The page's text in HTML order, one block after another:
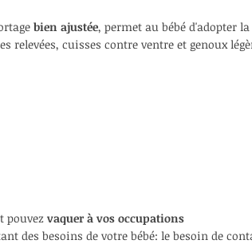
bien ajustée, permet au bébé d'adopter la
relevées, cuisses contre ventre et genoux
pouvez vaquer à vos occupations
des besoins de votre bébé: le besoin de